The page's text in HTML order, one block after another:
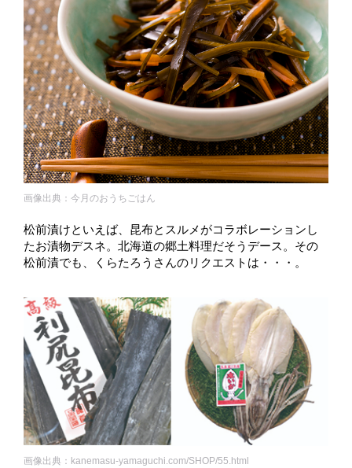
画像出典：今月のおうちごはん
松前漬けといえば、昆布とスルメがコラボレーションし
たお漬物デスネ。北海道の郷土料理だそうデース。その
松前漬でも、くらたろうさんのリクエストは・・・。
画像出典：kanemasu-yamaguchi.com/SHOP/55.html